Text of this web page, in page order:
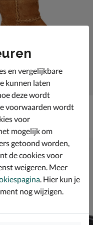
Kids
& gesloten boots - cognac
en vergelijkbare
kunnen laten
deze wordt
voorwaarden wordt
voor
mogelijk om
getoond worden,
de cookies voor
weigeren. Meer
. Hier kun je
nog wijzigen.